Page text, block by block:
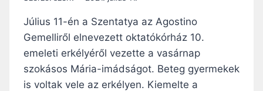
Július 11-én a Szentatya az Agostino
Gemelliről elnevezett oktatókórház 10.
emeleti erkélyéről vezette a vasárnap
szokásos Mária-imádságot. Beteg gyermekek
is voltak vele az erkélyen. Kiemelte a